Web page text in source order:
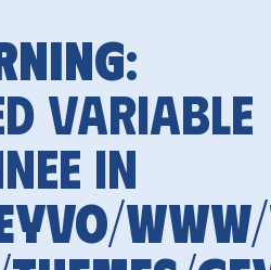
:
variable
in